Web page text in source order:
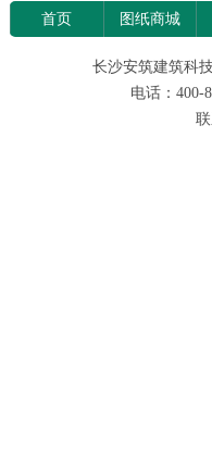
首页 图纸商城
长沙安筑建筑科
电话：400-